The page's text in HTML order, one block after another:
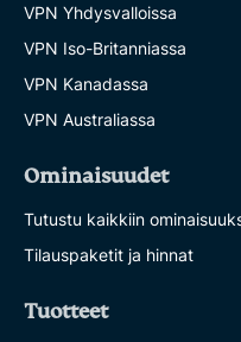
VPN Yhdysvalloissa
VPN Iso-Britanniassa
VPN Kanadassa
VPN Australiassa
Ominaisuudet
Tutustu kaikkiin
Tilauspaketit ja hinnat
Tuotteet